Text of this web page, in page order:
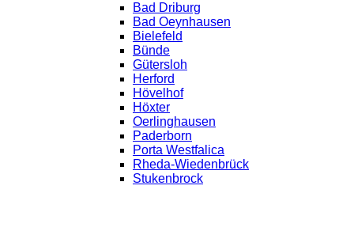
Bad Driburg
Bad Oeynhausen
Bielefeld
Bünde
Gütersloh
Herford
Hövelhof
Höxter
Oerlinghausen
Paderborn
Porta Westfalica
Rheda-Wiedenbrück
Stukenbrock